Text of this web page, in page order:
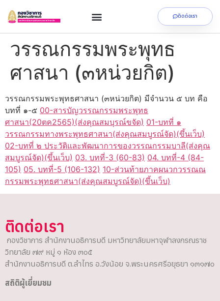
ติดต่อเรา
วรรณกรรมพระพุทธ
ศาสนา (๓หน่วยกิต)
วรรณกรรมพระพุทธศาสนา (๓หน่วยกิต) มีจำนวน ๕ บท คือ
บทที่ ๑-๕ 00-สารบัญวรรณกรรมพระพุทธ
ศาสนา(20ตค2565)(ส่งคุณสมบุรณ์ขจัด) 01-บทที่ ๑
วรรณกรรมทางพระพุทธศาสนา(ส่งคุณสมบูรณ์จัด)(ขึ้นเว็บ)
02-บทที่ ๒ ประวัติและพัฒนาการของวรรณกรรมบาลี(ส่งคุณ
สมบูรณ์จัด)(ขึ้นเว็บ) 03. บทที่-3 (60-83) 04. บทที่-4 (84-
105) 05. บทที่-5 (106-132) 10-ส่วนท้ายภาคผนวกวรรณณ
กรรมพระพุทธศาสนา(ส่งคุณสมบูรณ์จัด)(ขึ้นเว็บ)
ติดต่อเรา
กองวิชาการ สำนักงานอธิการบดี มหาวิทยาลัยมหาจุฬาลงกรณราช
วิทยาลัย ๗๙ หมู่ ๑ ห้อง ๓๐๕
สำนักงานอธิการบดี ต.ลำไทร อ.วังน้อย จ.พระนครศรีอยุธยา ๑๓๑๗๐
สถิติผู้เยี่ยมชม